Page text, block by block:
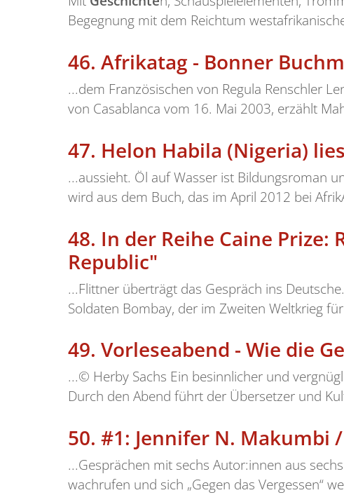
Begegnung mit dem Reichtum
46. Afrikatag - Bonner
...dem Französischen von Regula Renschler
von Casablanca vom 16. Mai 2003, erzählt
47. Helon Habila (Nigeria)
...aussieht. Öl auf Wasser ist Bildungsroman
wird aus dem Buch, das im April 2012 bei
48. In der Reihe Caine
Republic"
...Flittner überträgt das Gespräch ins
Soldaten Bombay, der im Zweiten Weltkrieg
49. Vorleseabend - Wie die
...© Herby Sachs Ein besinnlicher und
Durch den Abend führt der Übersetzer und
50. #1: Jennifer N. Makumbi
...Gesprächen mit sechs Autor:innen aus
wachrufen und sich „Gegen das Vergessen“